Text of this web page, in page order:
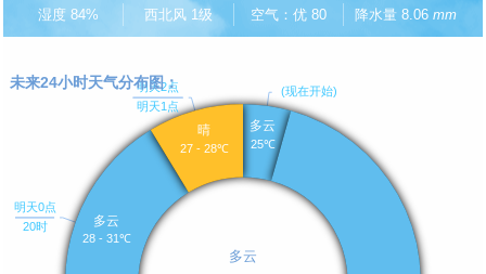
湿度 84% 西北风 1级 空气：优 80 降水量 8.06 mm